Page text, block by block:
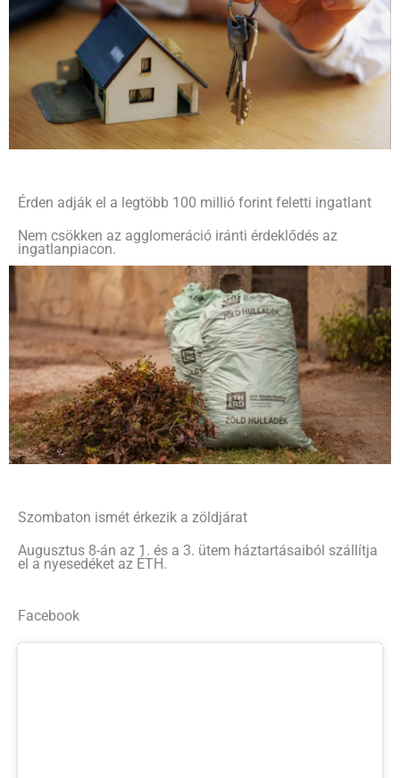
Érden adják el a legtöbb 100 millió forint feletti ingatlant
Nem csökken az agglomeráció iránti érdeklődés az
ingatlanpiacon.
Szombaton ismét érkezik a zöldjárat
Augusztus 8-án az 1. és a 3. ütem háztartásaiból szállítja
el a nyesedéket az ÉTH.
Facebook